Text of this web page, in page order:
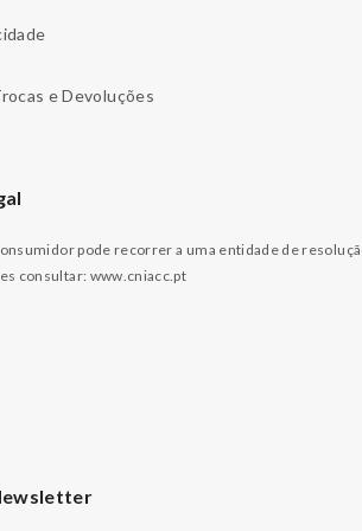
e Devoluções
pode recorrer a uma entidade de
consultar: www.cniacc.pt